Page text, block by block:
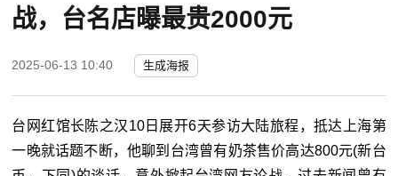
战，台名店曝最贵2000元
2025-06-13 10:40 生成海报
台网红馆长陈之汉10日展开6天参访大陆旅程，抵达上海第
一晚就话题不断，他聊到台湾曾有奶茶售价高达800元(新台